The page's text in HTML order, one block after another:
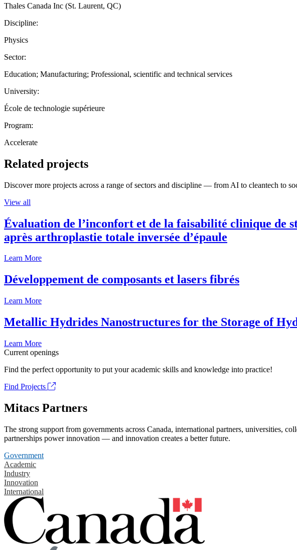
Thales Canada Inc (St. Laurent, QC)
Discipline:
Physics
Sector:
Education; Manufacturing; Professional, scientific and technical services
University:
École de technologie supérieure
Program:
Accelerate
Related projects
Discover more projects across a range of sectors and discipline — from AI to cleantech to
View all
Évaluation de l’inconfort et de la faisabilité clinique de
après arthroplastie totale inversée d’épaule
Learn More
Développement de composants et lasers fibrés
Learn More
Metallic Hydrides Nanostructures for the Storage of
Learn More
Current openings
Find the perfect opportunity to put your academic skills and knowledge into practice!
Find Projects
Mitacs Partners
The strong support from governments across Canada, international partners, universities,
partnerships power innovation — and innovation creates a better future.
Government
Academic
Industry
Innovation
International